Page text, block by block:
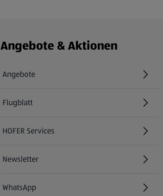
Angebote & Aktionen
Angebote
Flugblatt
HOFER Services
Newsletter
WhatsApp